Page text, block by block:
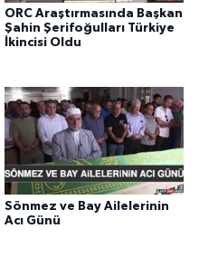
ORC Araştırmasında Başkan
Şahin Şerifoğulları Türkiye
İkincisi Oldu
Sönmez ve Bay Ailelerinin
Acı Günü